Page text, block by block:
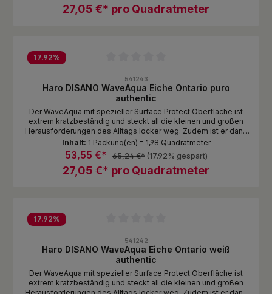
27,05 €* pro Quadratmeter
17.92%
541243
Haro DISANO WaveAqua Eiche Ontario puro
authentic
Der WaveAqua mit spezieller Surface Protect Oberfläche ist
extrem kratzbeständig und steckt all die kleinen und großen
Herausforderungen des Alltags locker weg. Zudem ist er dank
Nässeschutz unempfindlich gegen Spritzer und Pfützen. Das
ist echte DISANO Qualität zum attraktiven Preis!
27,05 €* pro Quadratmeter
53,55 €* 65,24 €* (17.92% gespart)
Inhalt: 1 Packung(en) = 1,98 Quadratmeter
17.92%
541242
Haro DISANO WaveAqua Eiche Ontario weiß
authentic
Der WaveAqua mit spezieller Surface Protect Oberfläche ist
extrem kratzbeständig und steckt all die kleinen und großen